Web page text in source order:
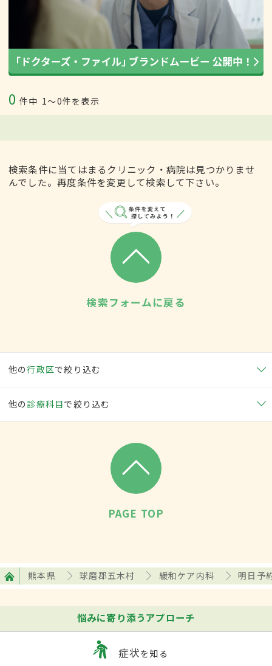
0 件中 1〜0件を表示
検索条件に当てはまるクリニック・病院は見つかりませ
んでした。再度条件を変更して検索して下さい。
検索フォームに戻る
他の行政区で絞り込む
他の 診療科目で絞り込む
PAGE TOP
熊本県 球磨郡五木村 緩和ケア内科 明日予
悩みに寄り添うアプローチ
症状を知る